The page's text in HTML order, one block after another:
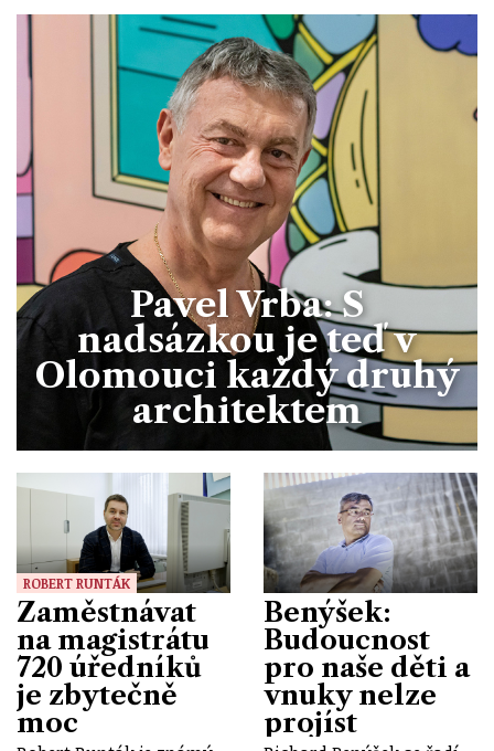
Pavel Vrba: S
nadsázkou je teď v
Olomouci každý druhý
architektem
ROBERT RUNTÁK
Zaměstnávat
na magistrátu
720 úředníků
je zbytečně
moc
Benýšek:
Budoucnost
pro naše děti a
vnuky nelze
projíst